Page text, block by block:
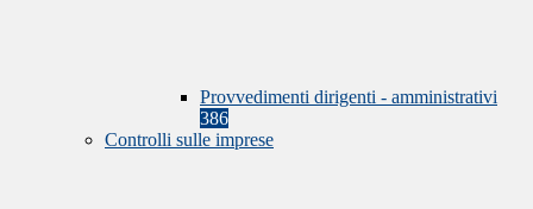
Provvedimenti dirigenti - amministrativi
386
Controlli sulle imprese